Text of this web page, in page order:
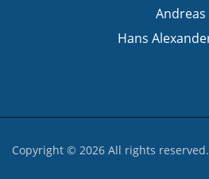
Andreas
Hans
Copyright © 2026 All rights reserved.